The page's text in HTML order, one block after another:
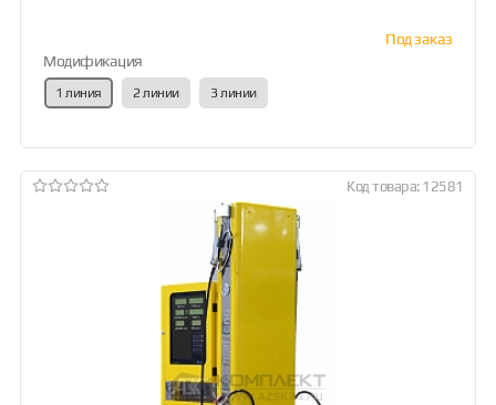
Под заказ
Модификация
1 линия 2 линии 3 линии
Код товара: 12581